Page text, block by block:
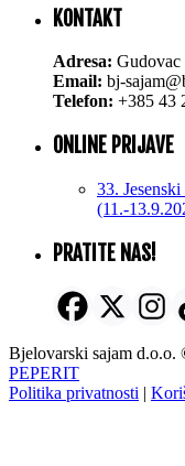
KONTAKT
Adresa:
Email: bj-
Telefon: +385 43
ONLINE PRIJAVE
33.
(11.-
PRATITE NAS!
Bjelovarski sajam d.o.o.
PEPERIT
Politika privatnosti |